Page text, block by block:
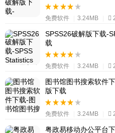
免费软件 3.24MB
SPSS26破解版下载-
载
免费软件 3.24MB
图书馆图书搜索软件
版下载
免费软件 3.24MB
粤政易移动办公平台